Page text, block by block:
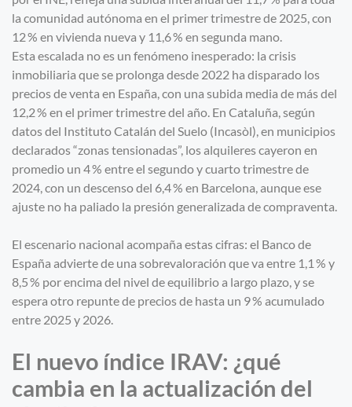
la comunidad autónoma en el primer trimestre de 2025, con
12 % en vivienda nueva y 11,6 % en segunda mano.
Esta escalada no es un fenómeno inesperado: la crisis
inmobiliaria que se prolonga desde 2022 ha disparado los
precios de venta en España, con una subida media de más del
12,2 % en el primer trimestre del año. En Cataluña, según
datos del Instituto Catalán del Suelo (Incasòl), en municipios
declarados “zonas tensionadas”, los alquileres cayeron en
promedio un 4 % entre el segundo y cuarto trimestre de
2024, con un descenso del 6,4 % en Barcelona, aunque ese
ajuste no ha paliado la presión generalizada de compraventa.
El escenario nacional acompaña estas cifras: el Banco de
España advierte de una sobrevaloración que va entre 1,1 % y
8,5 % por encima del nivel de equilibrio a largo plazo, y se
espera otro repunte de precios de hasta un 9 % acumulado
entre 2025 y 2026.
El nuevo índice IRAV: ¿qué
cambia en la actualización del